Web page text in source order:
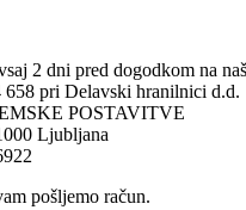
2 dni pred dogodkom na
658 pri Delavski hranilnici d.d.
POSTAVITVE
Ljubljana
pošljemo račun.